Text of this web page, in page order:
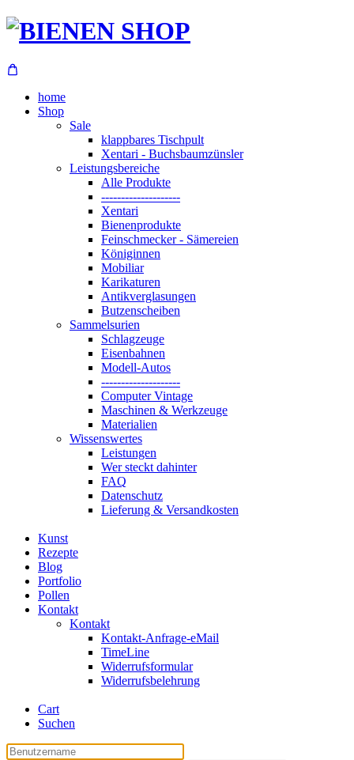
home
Shop
Sale
klappbares Tischpult
Xentari - Buchsbaumzünsler
Leistungsbereiche
Alle Produkte
--------------------
Xentari
Bienenprodukte
Feinschmecker - Sämereien
Königinnen
Mobiliar
Karikaturen
Antikverglasungen
Butzenscheiben
Sammelsurien
Schlagzeuge
Eisenbahnen
Modell-Autos
--------------------
Computer Vintage
Maschinen & Werkzeuge
Materialien
Wissenswertes
Leistungen
Wer steckt dahinter
FAQ
Datenschutz
Lieferung & Versandkosten
Kunst
Rezepte
Blog
Portfolio
Pollen
Kontakt
Kontakt
Kontakt-Anfrage-eMail
TimeLine
Widerrufsformular
Widerrufsbelehrung
Cart
Suchen